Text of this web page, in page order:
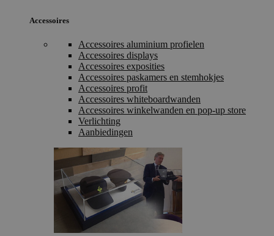
Accessoires
Accessoires aluminium profielen
Accessoires displays
Accessoires exposities
Accessoires paskamers en stemhokjes
Accessoires profit
Accessoires whiteboardwanden
Accessoires winkelwanden en pop-up store
Verlichting
Aanbiedingen